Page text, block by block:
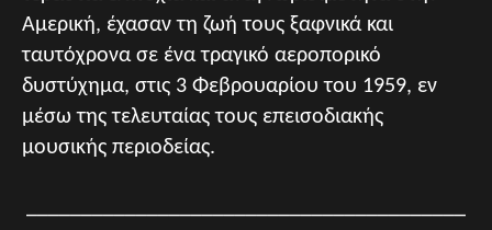
Αμερική, έχασαν τη ζωή τους ξαφνικά και
ταυτόχρονα σε ένα τραγικό αεροπορικό
δυστύχημα, στις 3 Φεβρουαρίου του 1959, εν
μέσω της τελευταίας τους επεισοδιακής
μουσικής περιοδείας.